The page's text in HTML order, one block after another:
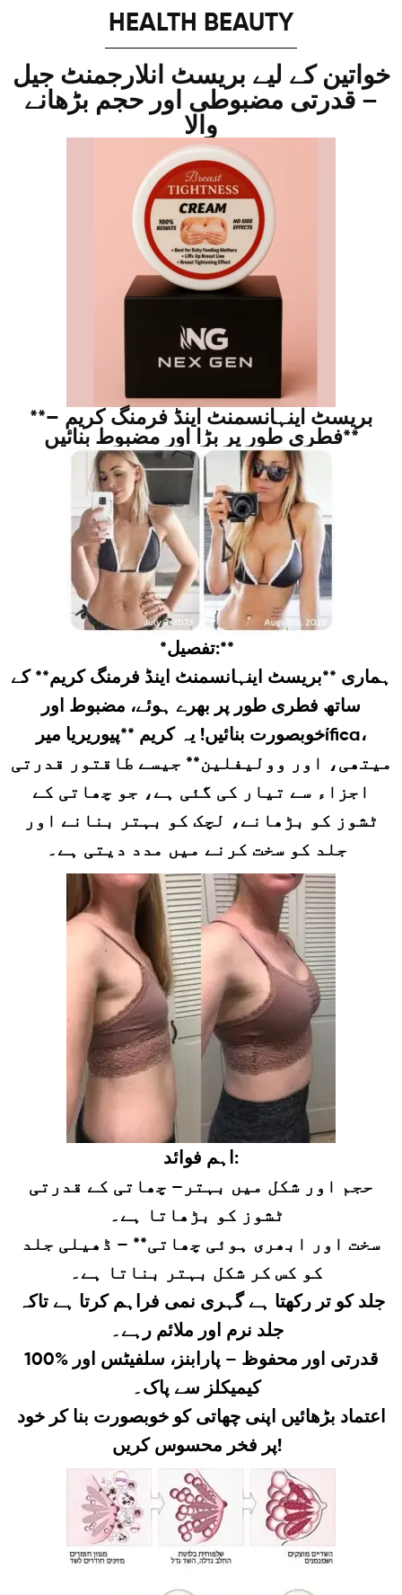
HEALTH BEAUTY
خواتین کے لیے بریسٹ انلارجمنٹ جیل
– قدرتی مضبوطی اور حجم بڑھانے
والا
**بریسٹ اینہانسمنٹ اینڈ فرمنگ کریم –
فطری طور پر بڑا اور مضبوط بنائیں**
*تفصیل:**
ہماری **بریسٹ اینہانسمنٹ اینڈ فرمنگ کریم** کے
ساتھ فطری طور پر بھرے ہوئے، مضبوط اور
خوبصورت بنائیں! یہ کریم **پیوریریا میرífica،
میتھی، اور وولیفلین** جیسے طاقتور قدرتی
اجزاء سے تیار کی گئی ہے، جو چھاتی کے
ٹشوز کو بڑھانے، لچک کو بہتر بنانے اور
اہم فوائد:
حجم اور شکل میں بہتر– چھاتی کے قدرتی
سخت اور ابھری ہوئی چھاتی** – ڈھیلی جلد
جلد کو تر رکھتا ہے گہری نمی فراہم کرتا ہے تاکہ
جلد نرم اور ملائم رہے۔
100% قدرتی اور محفوظ – پارابنز، سلفیٹس اور
کیمیکلز سے پاک۔
اعتماد بڑھائیں اپنی چھاتی کو خوبصورت بنا کر خود
پر فخر محسوس کریں!